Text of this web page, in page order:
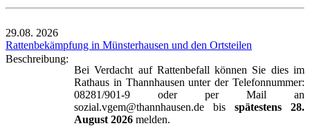
29.08. 2026
Rattenbekämpfung in Münsterhausen und den Ortsteilen
Beschreibung:
Bei Verdacht auf Rattenbefall können Sie dies im
Rathaus in Thannhausen unter der Telefonnummer:
08281/901-9 oder per Mail an
sozial.vgem@thannhausen.de bis spätestens 28.
August 2026 melden.